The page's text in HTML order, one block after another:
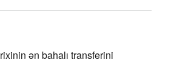
ən bahalı transferini